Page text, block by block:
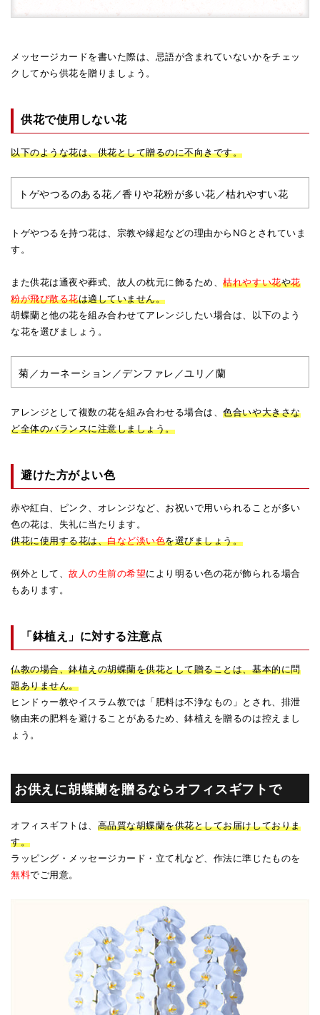
メッセージカードを書いた際は、忌語が含まれていないかをチェッ
クしてから供花を贈りましょう。
供花で使用しない花
以下のような花は、供花として贈るのに不向きです。
トゲやつるのある花／香りや花粉が多い花／枯れやすい花
トゲやつるを持つ花は、宗教や縁起などの理由からNGとされていま
す。
また供花は通夜や葬式、故人の枕元に飾るため、枯れやすい花や花
粉が飛び散る花は適していません。
胡蝶蘭と他の花を組み合わせてアレンジしたい場合は、以下のよう
な花を選びましょう。
菊／カーネーション／デンファレ／ユリ／蘭
アレンジとして複数の花を組み合わせる場合は、色合いや大きさな
ど全体のバランスに注意しましょう。
避けた方がよい色
赤や紅白、ピンク、オレンジなど、お祝いで用いられることが多い
色の花は、失礼に当たります。
供花に使用する花は、白など淡い色を選びましょう。
例外として、故人の生前の希望により明るい色の花が飾られる場合
もあります。
「鉢植え」に対する注意点
仏教の場合、鉢植えの胡蝶蘭を供花として贈ることは、基本的に問
題ありません。
ヒンドゥー教やイスラム教では「肥料は不浄なもの」とされ、排泄
物由来の肥料を避けることがあるため、鉢植えを贈るのは控えまし
ょう。
お供えに胡蝶蘭を贈るならオフィスギフトで
オフィスギフトは、 高品質な胡蝶蘭を供花としてお届けしておりま
す。
ラッピング・メッセージカード・立て札など、作法に準じたものを
無料でご用意。